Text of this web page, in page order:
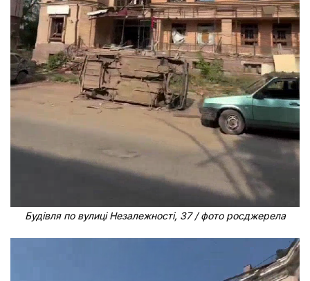
Будівля по вулиці Незалежності, 37 / фото росджерела